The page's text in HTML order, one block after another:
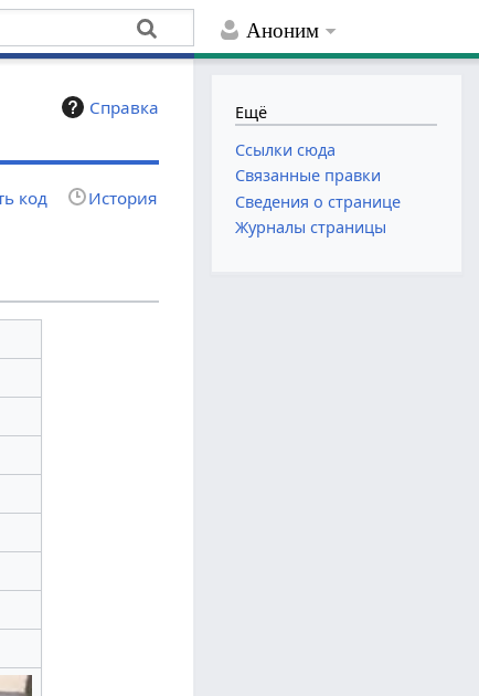
Аноним
Справка
код История
Ещё
Ссылки сюда
Связанные правки
Сведения о странице
Журналы страницы